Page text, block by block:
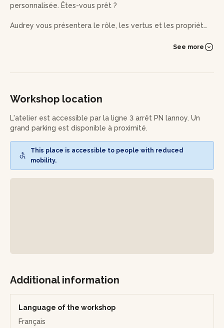
personnalisée. Êtes-vous prêt ?
Audrey vous présentera le rôle, les vertus et les propriétés
étape de fabrication. Grâce à son savoir-faire, Audrey vous
compositions et leurs conservations et bien sûr, comment
Audrey se fera aussi un plaisir de partager ses astuces et
Un livret pédagogique complet ( sous forme numérique)
See more
Workshop location
L'atelier est accessible par la ligne 3 arrêt PN lannoy. Un
grand parking est disponible à proximité.
This place is accessible to people with reduced
mobility.
Additional information
Language of the workshop
Français